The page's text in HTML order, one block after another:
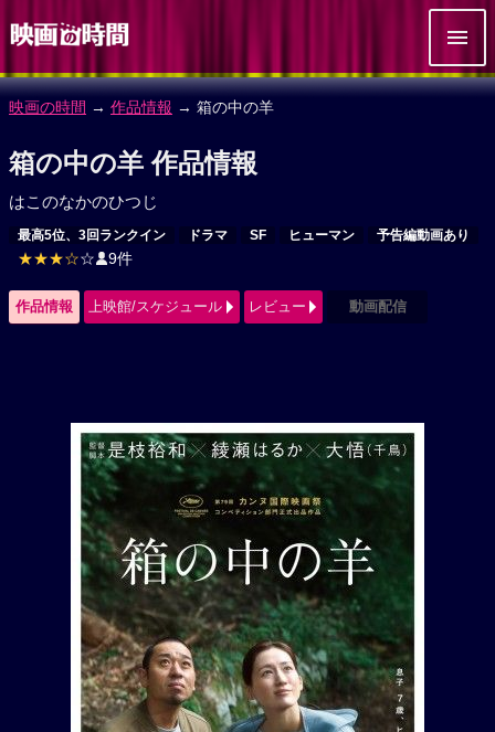
映画の時間 → 作品情報 → 箱の中の羊
箱の中の羊 作品情報
はこのなかのひつじ
最高5位、3回ランクイン ドラマ SF ヒューマン 予告編動画あり
★★★☆☆ 9件
作品情報 上映館/スケジュール レビュー 動画配信